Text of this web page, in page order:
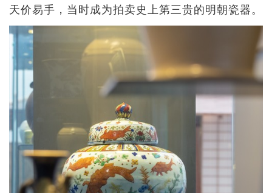
天价易手，当时成为拍卖史上第三贵的明朝瓷器。